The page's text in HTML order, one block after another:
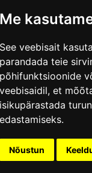
Me
See veebisait
parandada teie
põhifunktsioonide
veebisaidil, et
isikupärastada
edastamiseks.
Nõustun